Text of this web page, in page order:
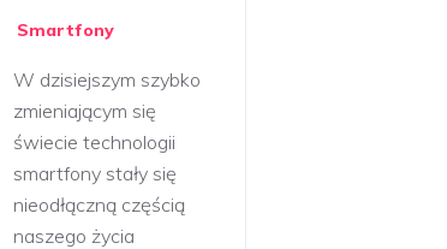
Smartfony
W dzisiejszym szybko
zmieniającym się
świecie technologii
smartfony stały się
nieodłączną częścią
naszego życia